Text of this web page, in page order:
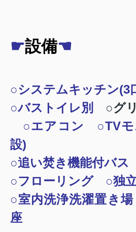
☛設備☚
○システムキッチン
○バストイレ別 ○グ
○エアコン ○TVモ
設)
○追い焚き機能付バ
○フローリング ○独
○室内洗浄洗濯置き
座